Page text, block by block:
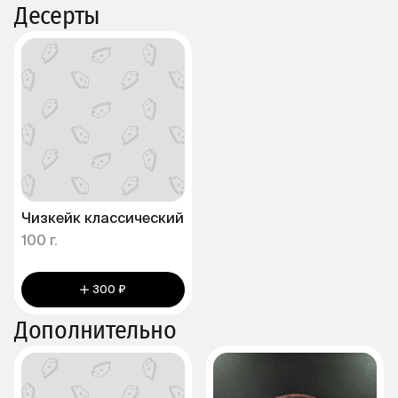
Десерты
Чизкейк классический
100 г.
300 ₽
Дополнительно